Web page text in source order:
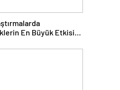
En Büyük Etkisi
Hedeflerini,
Kariyerlerini ve